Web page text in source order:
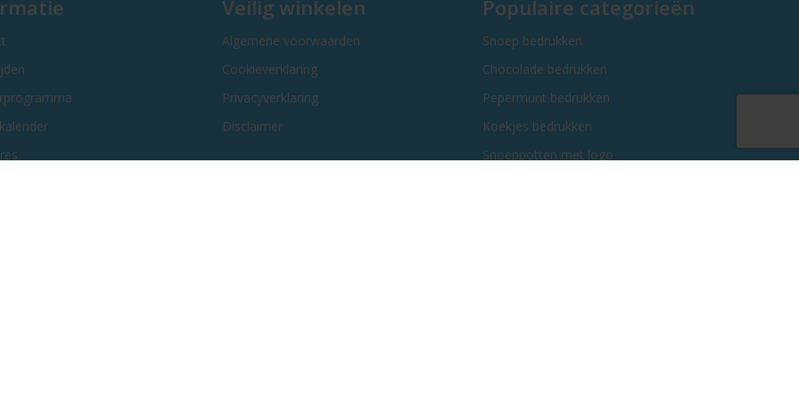
Veilig winkelen
Algemene voorwaarden
Cookieverklaring
Privacyverklaring
Disclaimer
Populaire categorieën
Snoep bedrukken
Chocolade bedrukken
Pepermunt bedrukken
Koekjes bedrukken
Snoeppotten met logo